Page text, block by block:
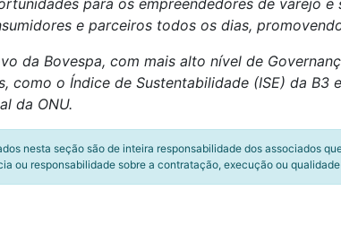
para os empreendedores de varejo
e parceiros todos os dias,
da Bovespa, com mais alto nível de
como o Índice de Sustentabilidade (ISE) da
da ONU.
nesta seção são de inteira responsabilidade dos associados
ou responsabilidade sobre a contratação, execução ou